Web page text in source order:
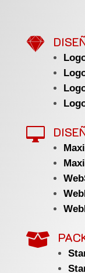


